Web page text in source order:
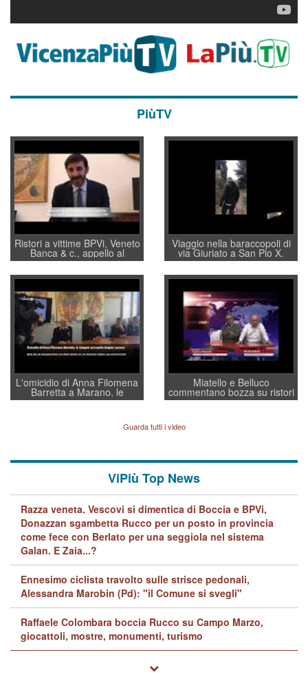
PiùTV
Ristori a vittime BPVi, Veneto
Banca & c., appello al
sottosegretario Alessio
Villarosa: per mettere ordine
convochi con Di Maio CNCU
a supporto della cabina di
regia al Mef
Viaggio nella baraccopoli di
via Giuriato a San Pio X.
Vicenza ai Vicentini: “faremo
un regalo di Natale ai
residenti”
L'omicidio di Anna Filomena
Barretta a Marano, le
indagini dei carabinieri di
quelle di... Barbara D'Urso
Miatello e Belluco
commentano bozza su ristori
BPVi e Veneto Banca
Guarda tutti i video
ViPiù Top News
Razza veneta. Vescovi si dimentica di Boccia e BPVi,
Donazzan sgambetta Rucco per un posto in provincia
come fece con Berlato per una seggiola nel sistema
Galan. E Zaia...?
Ennesimo ciclista travolto sulle strisce pedonali,
Alessandra Marobin (Pd): "il Comune si svegli"
Raffaele Colombara boccia Rucco su Campo Marzo,
giocattoli, mostre, monumenti, turismo